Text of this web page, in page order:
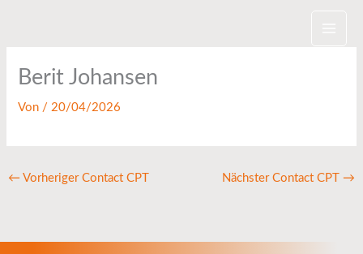
Berit Johansen
Von /20/04/2026
← Vorheriger Contact CPT Nächster Contact CPT →